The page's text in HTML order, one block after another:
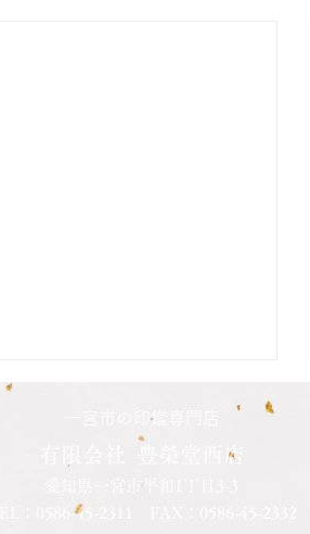
二人の娘さんの印鑑納品致し
の娘さんの印鑑を同時に作成さ
一宮市の印鑑専門店
有限会社 豊榮堂西店
0586-45-2311